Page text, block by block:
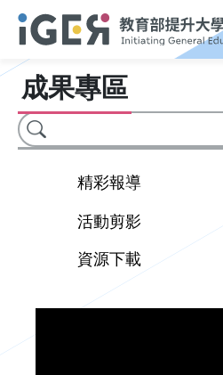
成果專區
搜尋
精彩報導
活動剪影
資源下載